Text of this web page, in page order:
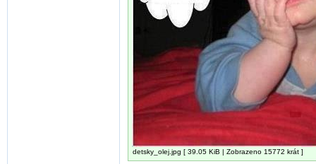
detsky_olej.jpg [ 39.05 KiB | Zobrazeno 15772 krát ]